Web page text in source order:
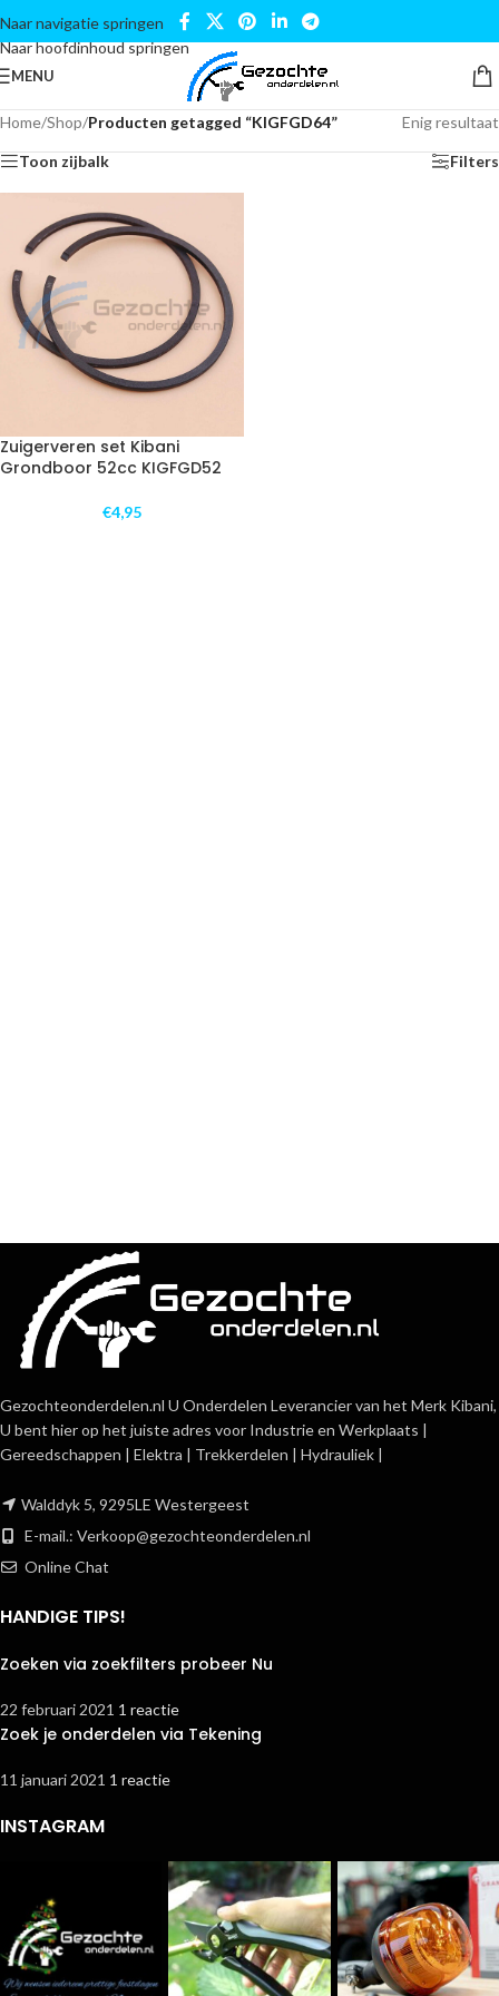
Naar navigatie springen
Naar hoofdinhoud springen
MENU
Home/Shop/Producten getagged “KIGFGD64” Enig resultaat
Toon zijbalk Filters
Zuigerveren set Kibani
Grondboor 52cc KIGFGD52
€4,95
Gezochteonderdelen.nl U Onderdelen Leverancier van het Merk Kibani,
U bent hier op het juiste adres voor Industrie en Werkplaats |
Gereedschappen | Elektra | Trekkerdelen | Hydrauliek |
Walddyk 5, 9295LE Westergeest
E-mail.: Verkoop@gezochteonderdelen.nl
Online Chat
HANDIGE TIPS!
Zoeken via zoekfilters probeer Nu
22 februari 2021 1 reactie
Zoek je onderdelen via Tekening
11 januari 2021 1 reactie
INSTAGRAM